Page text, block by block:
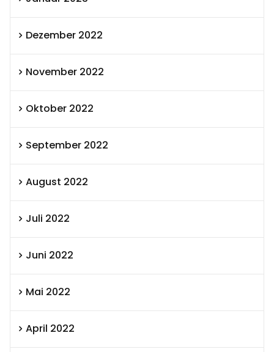
Dezember 2022
November 2022
Oktober 2022
September 2022
August 2022
Juli 2022
Juni 2022
Mai 2022
April 2022